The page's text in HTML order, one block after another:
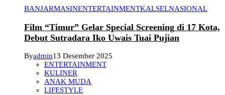
BANJARMASINENTERTAINMENTKALSELNASIONAL
Film “Timur” Gelar Special Screening di 17 Kota,
Debut Sutradara Iko Uwais Tuai Pujian
Byadmin13 Desember 2025
ENTERTAINMENT
KULINER
ANAK MUDA
LIFESTYLE